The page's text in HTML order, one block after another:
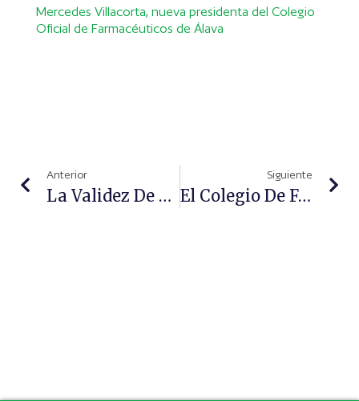
Mercedes Villacorta, nueva presidenta del Colegio
Oficial de Farmacéuticos de Álava
Anterior
La Validez De La Medida De La Presión Arterial En Farmacia
Siguiente
El Colegio De Farmacéuticos De Huelva Ya Tiene Nuevo Presidente